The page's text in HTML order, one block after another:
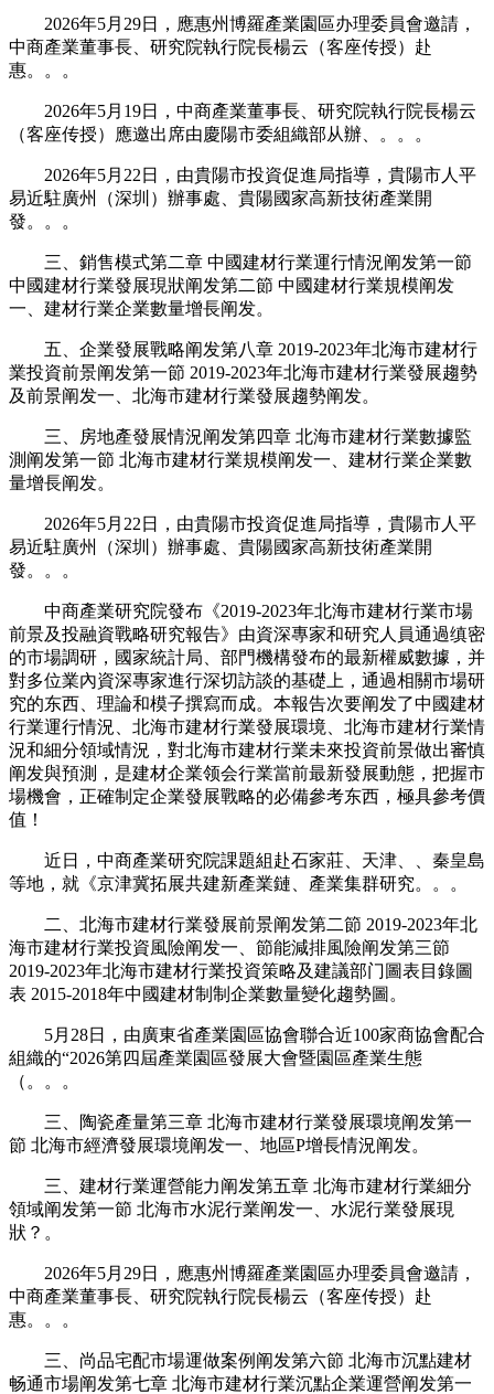
2026年5月29日，應惠州博羅產業園區办理委員會邀請，
中商產業董事長、研究院執行院長楊云（客座传授）赴
惠。。。
2026年5月19日，中商產業董事長、研究院執行院長楊云
（客座传授）應邀出席由慶陽市委組織部从辦、。。。
2026年5月22日，由貴陽市投資促進局指導，貴陽市人平
易近駐廣州（深圳）辦事處、貴陽國家高新技術產業開
發。。。
三、銷售模式第二章 中國建材行業運行情況阐发第一節
中國建材行業發展現狀阐发第二節 中國建材行業規模阐发
一、建材行業企業數量增長阐发。
五、企業發展戰略阐发第八章 2019-2023年北海市建材行
業投資前景阐发第一節 2019-2023年北海市建材行業發展趨勢
及前景阐发一、北海市建材行業發展趨勢阐发。
三、房地產發展情況阐发第四章 北海市建材行業數據監
測阐发第一節 北海市建材行業規模阐发一、建材行業企業數
量增長阐发。
2026年5月22日，由貴陽市投資促進局指導，貴陽市人平
易近駐廣州（深圳）辦事處、貴陽國家高新技術產業開
發。。。
中商產業研究院發布《2019-2023年北海市建材行業市場
前景及投融資戰略研究報告》由資深專家和研究人員通過缜密
的市場調研，國家統計局、部門機構發布的最新權威數據，并
對多位業內資深專家進行深切訪談的基礎上，通過相關市場研
究的东西、理論和模子撰寫而成。本報告次要阐发了中國建材
行業運行情況、北海市建材行業發展環境、北海市建材行業情
況和細分領域情況，對北海市建材行業未來投資前景做出審慎
阐发與預測，是建材企業领会行業當前最新發展動態，把握市
場機會，正確制定企業發展戰略的必備參考东西，極具參考價
值！
近日，中商產業研究院課題組赴石家莊、天津、、秦皇島
等地，就《京津冀拓展共建新產業鏈、產業集群研究。。。
二、北海市建材行業發展前景阐发第二節 2019-2023年北
海市建材行業投資風險阐发一、節能減排風險阐发第三節
2019-2023年北海市建材行業投資策略及建議部门圖表目錄圖
表 2015-2018年中國建材制制企業數量變化趨勢圖。
5月28日，由廣東省產業園區協會聯合近100家商協會配合
組織的“2026第四屆產業園區發展大會暨園區產業生態
（。。。
三、陶瓷產量第三章 北海市建材行業發展環境阐发第一
節 北海市經濟發展環境阐发一、地區P增長情況阐发。
三、建材行業運營能力阐发第五章 北海市建材行業細分
領域阐发第一節 北海市水泥行業阐发一、水泥行業發展現
狀？。
2026年5月29日，應惠州博羅產業園區办理委員會邀請，
中商產業董事長、研究院執行院長楊云（客座传授）赴
惠。。。
三、尚品宅配市場運做案例阐发第六節 北海市沉點建材
畅通市場阐发第七章 北海市建材行業沉點企業運營阐发第一